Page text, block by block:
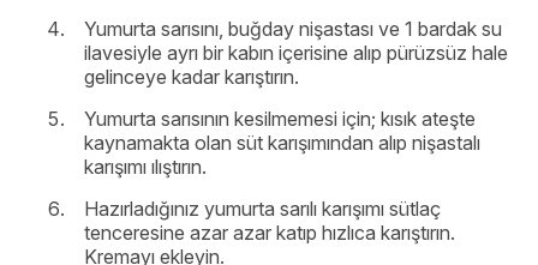
Yumurta sarısını, buğday nişastası ve 1 bardak su
ilavesiyle ayrı bir kabın içerisine alıp pürüzsüz hale
gelinceye kadar karıştırın.
Yumurta sarısının kesilmemesi için; kısık ateşte
kaynamakta olan süt karışımından alıp nişastalı
karışımı ılıştırın.
Hazırladığınız yumurta sarılı karışımı sütlaç
tenceresine azar azar katıp hızlıca karıştırın.
Kremayı ekleyin.